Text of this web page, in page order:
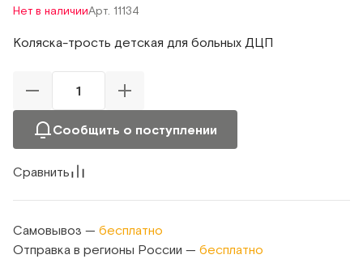
Нет в наличииАрт. 11134
Коляска-трость детская для больных ДЦП
Сообщить о поступлении
Сравнить
Самовывоз — бесплатно
Отправка в регионы России — бесплатно